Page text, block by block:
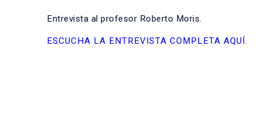
Entrevista al profesor Roberto Moris.
ESCUCHA LA ENTREVISTA COMPLETA AQUÍ.